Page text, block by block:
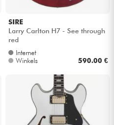
SIRE
Larry Carlton H7 - See through
red
Internet
Winkels
590.00 €